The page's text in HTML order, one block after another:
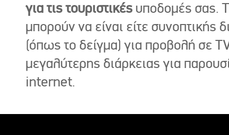
για τις τουριστικές υποδομές σας.
μπορούν να είναι είτε συνοπτικής
(όπως το δείγμα) για προβολή σε
μεγαλύτερης διάρκειας για
internet.